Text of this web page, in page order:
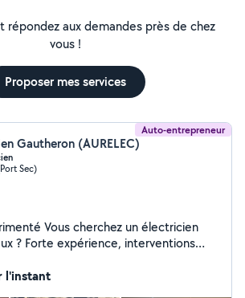
répondez aux demandes près de chez
vous !
Proposer mes services
Auto-entrepreneur
Gautheron (AURELEC)
Sec)
un électricien
? Forte expérience, interventions
éclairage intérieur/extérieur : j'assure
l'instant